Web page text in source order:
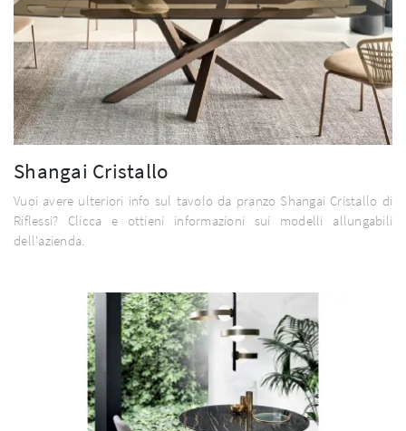
Shangai Cristallo
Vuoi avere ulteriori info sul tavolo da pranzo Shangai Cristallo di
Riflessi? Clicca e ottieni informazioni sui modelli allungabili
dell'azienda.